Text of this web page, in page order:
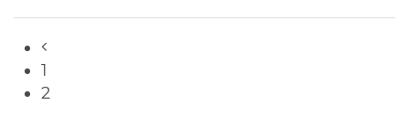
BEITRAGSNAVIGATION
1
2